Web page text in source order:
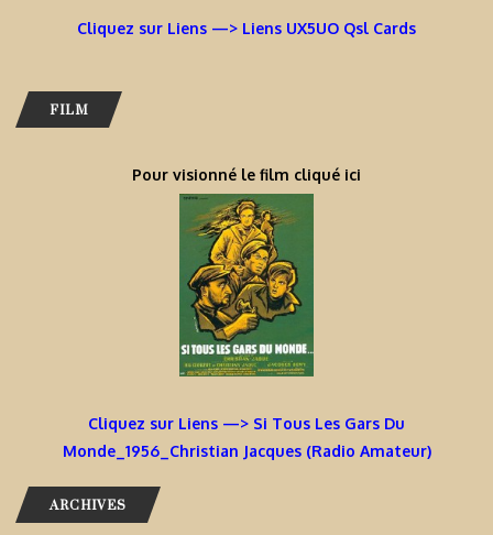
Cliquez sur Liens —> Liens UX5UO Qsl Cards
FILM
Pour visionné le film cliqué ici
Cliquez sur Liens —> Si Tous Les Gars Du
Monde_1956_Christian Jacques (Radio Amateur)
ARCHIVES